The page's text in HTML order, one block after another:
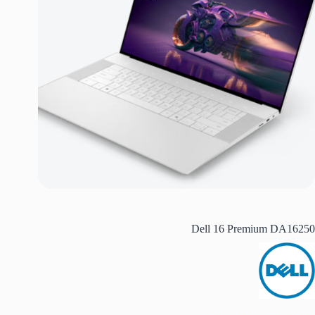
Dell 16 Premium DA16250